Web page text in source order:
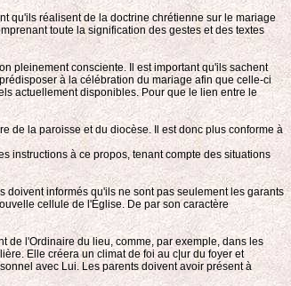
qu'ils réalisent de la doctrine chrétienne sur le mariage
toute la signification des gestes et des textes
pleinement consciente. Il est important qu'ils sachent
à la célébration du mariage afin que celle-ci
actuellement disponibles. Pour que le lien entre le
de la paroisse et du diocèse. Il est donc plus conforme à
instructions à ce propos, tenant compte des situations
informés qu'ils ne sont pas seulement les garants
cellule de l'Église. De par son caractère
de l'Ordinaire du lieu, comme, par exemple, dans les
Elle créera un climat de foi au c|ur du foyer et
avec Lui. Les parents doivent avoir présent à